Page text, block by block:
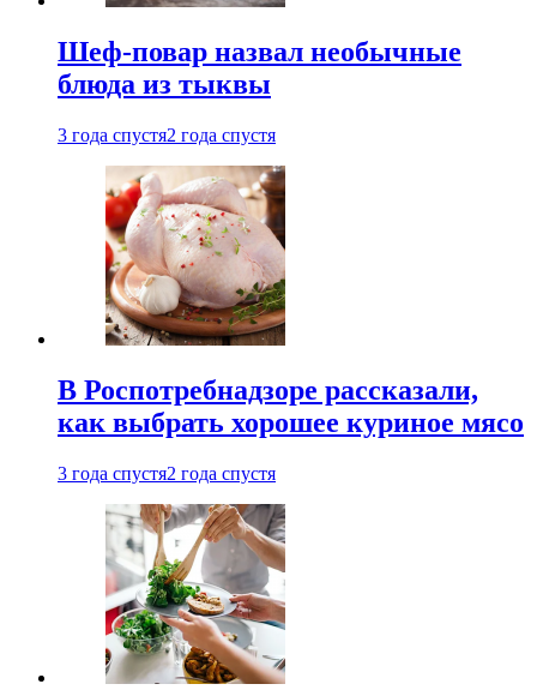
Шеф-повар назвал необычные
блюда из тыквы
3 года спустя2 года спустя
В Роспотребнадзоре рассказали,
как выбрать хорошее куриное мясо
3 года спустя2 года спустя